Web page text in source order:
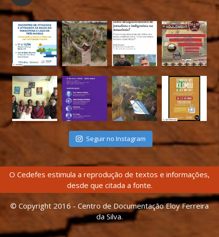
Seguir no Instagram
O Cedefes estimula a reprodução de textos e informações,
desde que citada a fonte.
© Copyright 2016 - Centro de Documentação Eloy Ferreira
da Silva.